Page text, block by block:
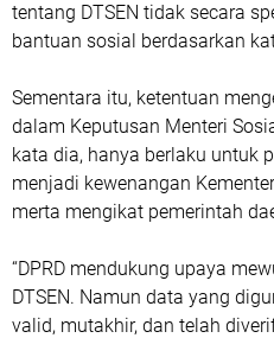
tentang DTSEN tidak secara
bantuan sosial berdasarkan
Sementara itu, ketentuan
dalam Keputusan Menteri
kata dia, hanya berlaku untuk
menjadi kewenangan
merta mengikat pemerintah
“DPRD mendukung upaya
DTSEN. Namun data yang
valid, mutakhir, dan telah